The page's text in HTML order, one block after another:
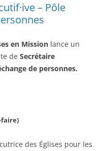
– Pôle
en Mission lance un
de Secrétaire
de personnes.
faire)
des Églises pour les